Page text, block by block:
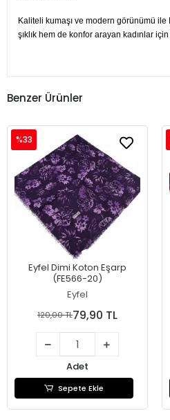
Kaliteli kumaşı ve modern görünümü ile
şıklık hem de konfor arayan kadınlar
Benzer Ürünler
Eyfel Dimi Koton Eşarp
(FE566-20)
Eyfel
%33
120,00 TL79,90 TL
Adet
Sepete Ekle